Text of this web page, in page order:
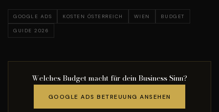
GOOGLE ADS KOSTEN ÖSTERREICH WIEN BUDGET
GUIDE 2026
Welches Budget macht für dein Business Sinn?
GOOGLE ADS BETREUUNG ANSEHEN